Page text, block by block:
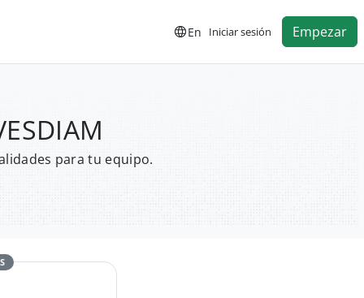
En Iniciar sesión Empezar
para tu equipo.